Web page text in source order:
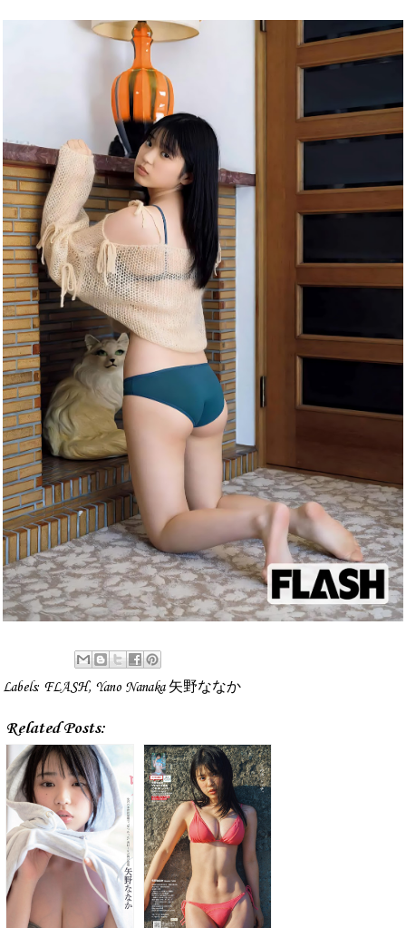
Labels: FLASH, Yano Nanaka 矢野ななか
Related Posts: